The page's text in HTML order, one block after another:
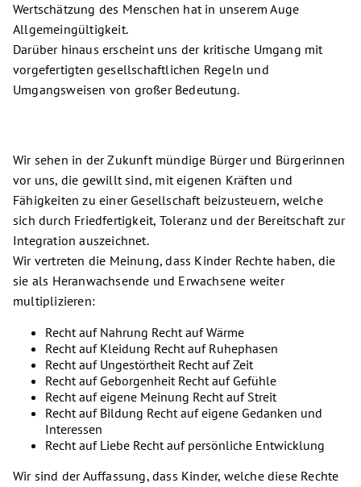
Wertschätzung des Menschen hat in unserem Auge
Allgemeingültigkeit.
Darüber hinaus erscheint uns der kritische Umgang mit
vorgefertigten gesellschaftlichen Regeln und
Umgangsweisen von großer Bedeutung.
Wir sehen in der Zukunft mündige Bürger und Bürgerinnen
vor uns, die gewillt sind, mit eigenen Kräften und
Fähigkeiten zu einer Gesellschaft beizusteuern, welche
sich durch Friedfertigkeit, Toleranz und der Bereitschaft zur
Integration auszeichnet.
Wir vertreten die Meinung, dass Kinder Rechte haben, die
sie als Heranwachsende und Erwachsene weiter
multiplizieren:
Recht auf Nahrung Recht auf Wärme
Recht auf Kleidung Recht auf Ruhephasen
Recht auf Ungestörtheit Recht auf Zeit
Recht auf Geborgenheit Recht auf Gefühle
Recht auf eigene Meinung Recht auf Streit
Recht auf Bildung Recht auf eigene Gedanken und
Interessen
Recht auf Liebe Recht auf persönliche Entwicklung
Wir sind der Auffassung, dass Kinder, welche diese Rechte